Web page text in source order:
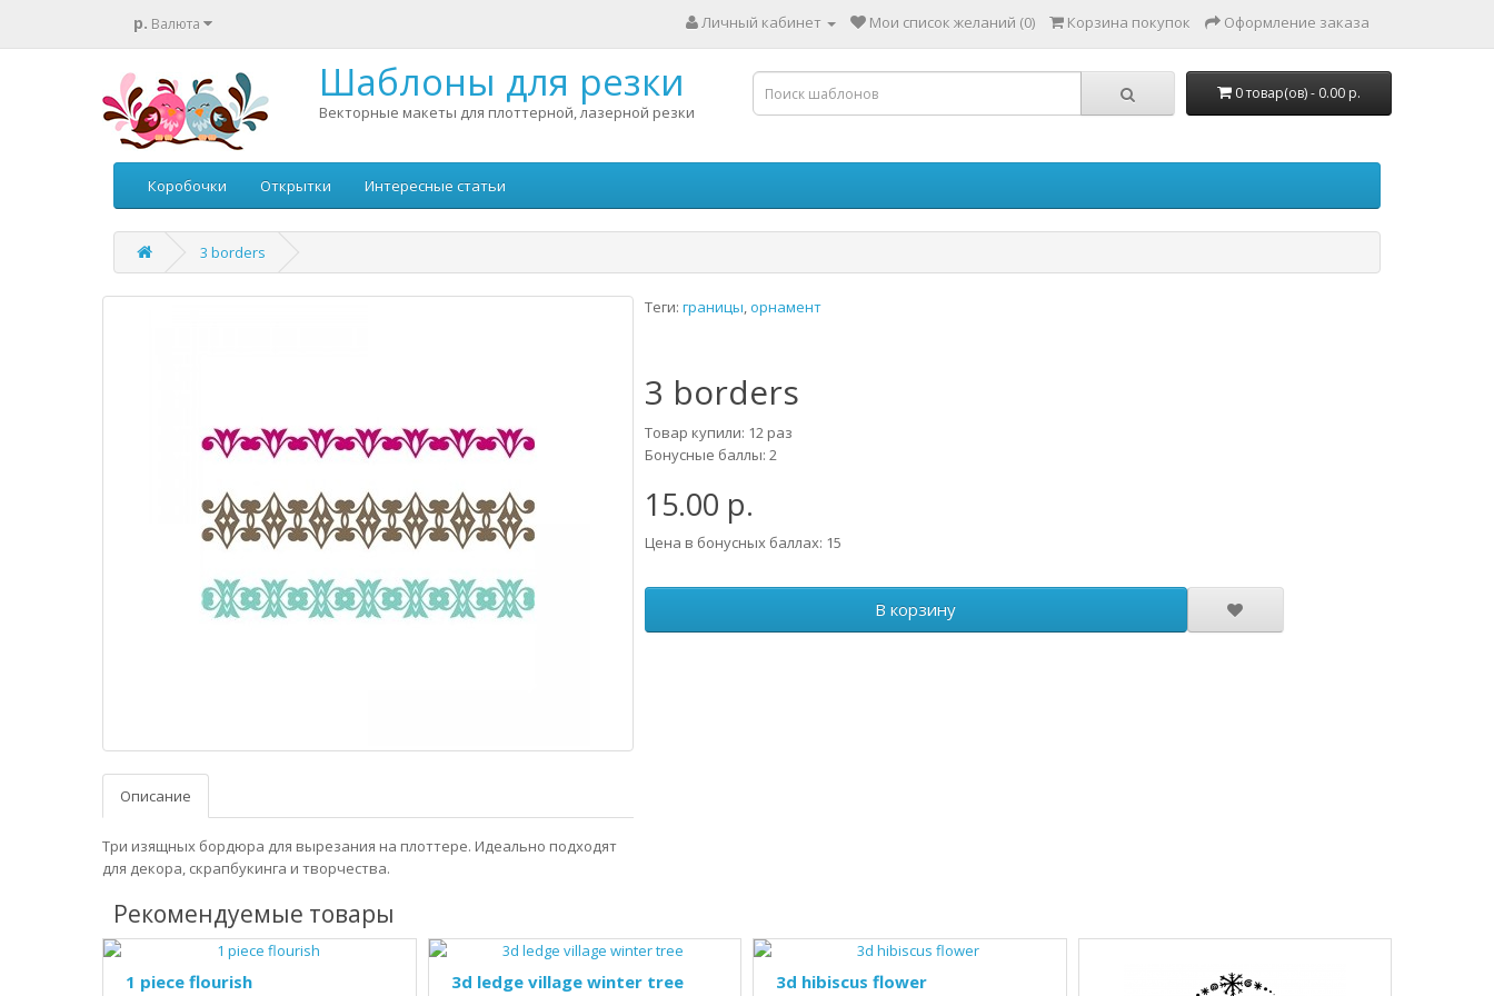
р. Валюта Личный кабинет Мои список желаний (0) Корзина покупок Оформление заказа
Шаблоны для резки
Векторные макеты для плоттерной, лазерной резки
0 товар(ов) - 0.00 р.
Коробочки Открытки Интересные статьи
3 borders
Описание
Три изящных бордюра для вырезания на плоттере. Идеально подходят
для декора, скрапбукинга и творчества.
Теги: границы,орнамент
3 borders
Товар купили: 12 раз
Бонусные баллы: 2
15.00 р.
Цена в бонусных баллах: 15
В корзину
Рекомендуемые товары
1 piece flourish 3d ledge village winter tree 3d hibiscus flower